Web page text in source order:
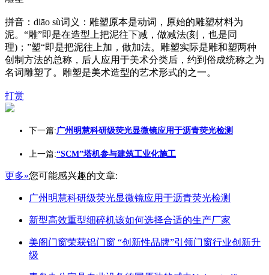
拼音：diāo sù词义：雕塑原本是动词，原始的雕塑材料为
泥。“雕”即是在造型上把泥往下减，做减法(刻，也是同
理)；”塑“即是把泥往上加，做加法。雕塑实际是雕和塑两种
创制方法的总称，后人应用于美术分类后，约到俗成统称之为
名词雕塑了。雕塑是美术造型的艺术形式的之一。
打赏
下一篇:广州明慧科研级荧光显微镜应用于沥青荧光检测
上一篇:“SCM”塔机参与建筑工业化施工
更多»您可能感兴趣的文章:
广州明慧科研级荧光显微镜应用于沥青荧光检测
新型高效重型细碎机该如何选择合适的生产厂家
美阁门窗荣获铝门窗 “创新性品牌”引领门窗行业创新升
级